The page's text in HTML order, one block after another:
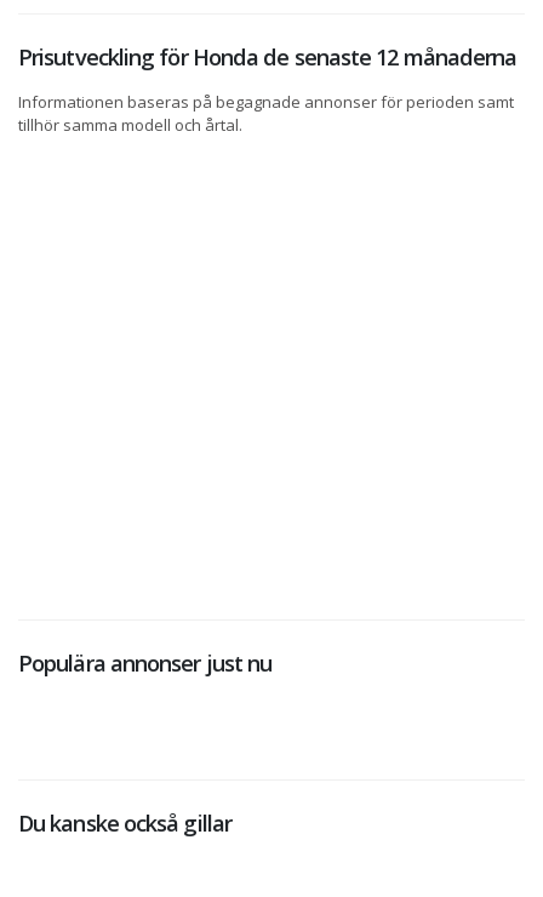
Prisutveckling för Honda de senaste 12 månaderna
Informationen baseras på begagnade annonser för perioden samt
tillhör samma modell och årtal.
Populära annonser just nu
Du kanske också gillar